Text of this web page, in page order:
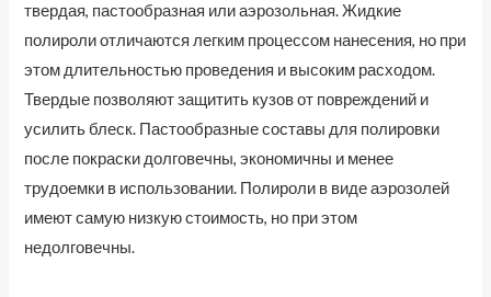
твердая, пастообразная или аэрозольная. Жидкие
полироли отличаются легким процессом нанесения, но при
этом длительностью проведения и высоким расходом.
Твердые позволяют защитить кузов от повреждений и
усилить блеск. Пастообразные составы для полировки
после покраски долговечны, экономичны и менее
трудоемки в использовании. Полироли в виде аэрозолей
имеют самую низкую стоимость, но при этом
недолговечны.